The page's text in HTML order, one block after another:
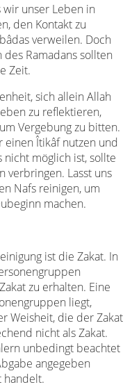
unser Leben in
den Kontakt zu
verweilen. Doch
des Ramadans sollten
Zeit.
sich allein Allah
zu reflektieren,
Vergebung zu bitten.
einen Îtikâf nutzen und
nicht möglich ist, sollte
verbringen. Lasst uns
Nafs reinigen, um
machen.
ist die Zakat. In
zu erhalten. Eine
liegt,
Weisheit, die der Zakat
nicht als Zakat.
unbedingt beachtet
angegeben
handelt.